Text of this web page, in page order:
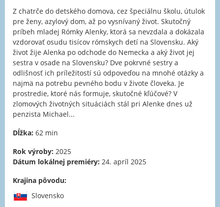
Z chatrče do detského domova, cez špeciálnu školu, útulok
pre ženy, azylový dom, až po vysnívaný život. Skutočný
príbeh mladej Rómky Alenky, ktorá sa nevzdala a dokázala
vzdorovať osudu tisícov rómskych detí na Slovensku. Aký
život žije Alenka po odchode do Nemecka a aký život jej
sestra v osade na Slovensku? Dve pokrvné sestry a
odlišnosť ich príležitostí sú odpoveďou na mnohé otázky a
najmä na potrebu pevného bodu v živote človeka. Je
prostredie, ktoré nás formuje, skutočné kľúčové? V
zlomových životných situáciách stál pri Alenke dnes už
penzista Michael...
Dĺžka: 62 min
Rok výroby: 2025
Dátum lokálnej premiéry: 24. apríl 2025
Krajina pôvodu:
Slovensko